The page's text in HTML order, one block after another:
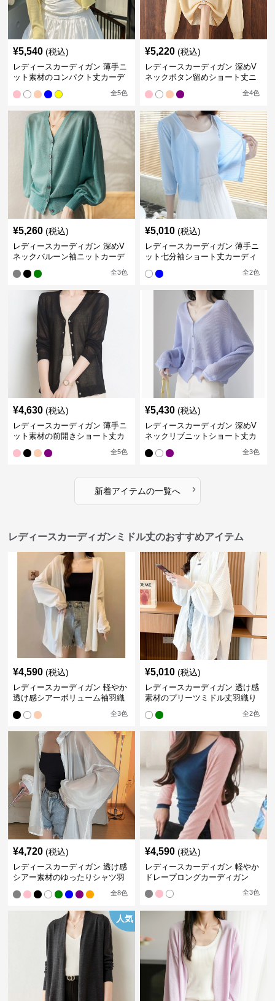
¥5,540 (税込)
レディースカーディガン 薄手ニ
ット素材のコンパクト丈カーデ
全5色
¥5,220 (税込)
レディースカーディガン 深めV
ネックボタン留めショート丈ニ
全4色
¥5,260 (税込)
レディースカーディガン 深めV
ネックバルーン袖ニットカーデ
全3色
¥5,010 (税込)
レディースカーディガン 薄手ニ
ット七分袖ショート丈カーディ
全2色
¥4,630 (税込)
レディースカーディガン 薄手ニ
ット素材の前開きショート丈カ
全5色
¥5,430 (税込)
レディースカーディガン 深めV
ネックリブニットショート丈カ
全3色
新着アイテムの一覧へ ›
レディースカーディガンミドル丈のおすすめアイテム
¥4,590 (税込)
レディースカーディガン 軽やか
透け感シアーボリューム袖羽織
全3色
¥5,010 (税込)
レディースカーディガン 透け感
素材のプリーツミドル丈羽織り
全2色
¥4,720 (税込)
レディースカーディガン 透け感
シアー素材のゆったりシャツ羽
全8色
¥4,590 (税込)
レディースカーディガン 軽やか
ドレープロングカーディガン
全3色
人気